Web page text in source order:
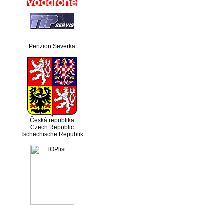
Penzion Severka
Česká republika
Czech Republic
Tschechische Republik